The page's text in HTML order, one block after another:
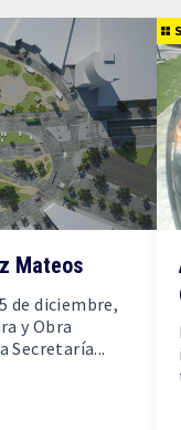
Mateos
de diciembre,
y Obra
Secretaría...